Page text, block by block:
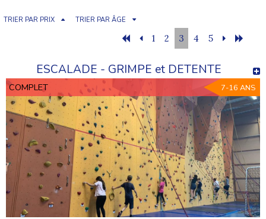
TRIER PAR PRIX TRIER PAR ÂGE
1 2 3 4 5
ESCALADE - GRIMPE et DETENTE
COMPLET 7-16 ANS